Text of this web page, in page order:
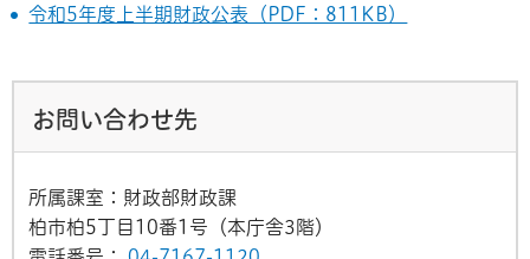
令和5年度上半期財政公表（PDF：811KB）
お問い合わせ先
所属課室：財政部財政課
柏市柏5丁目10番1号（本庁舎3階）